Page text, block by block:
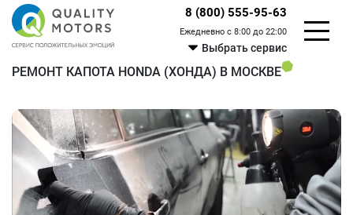
8 (800) 555-95-63
Ежедневно с 8:00 до 22:00
Выбрать сервис
РЕМОНТ КАПОТА HONDA (ХОНДА) В МОСКВЕ